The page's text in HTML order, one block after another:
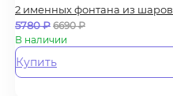
2 именных фонтана из шаров
5780₽ 6690₽
В наличии
Купить